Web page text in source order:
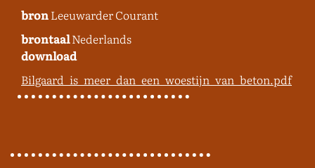
bronLeeuwarder Courant
brontaalNederlands
download
Bilgaard_is_meer_dan_een_woestijn_van_beton.pdf